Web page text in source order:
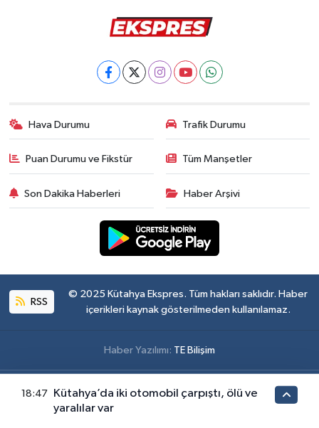
Hava Durumu Trafik Durumu
Puan Durumu ve Fikstür Tüm Manşetler
Son Dakika Haberleri Haber Arşivi
RSS
© 2025 Kütahya Ekspres. Tüm hakları saklıdır. Haber
içerikleri kaynak gösterilmeden kullanılamaz.
Haber Yazılımı: TE Bilişim
18:47
Kütahya’da iki otomobil çarpıştı, ölü ve
yaralılar var